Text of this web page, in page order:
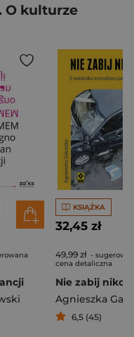
O kulturze
KSIĄŻKA
32,45 zł
49,99 zł -
cena detaliczna
Agnieszka
6,5 (45)